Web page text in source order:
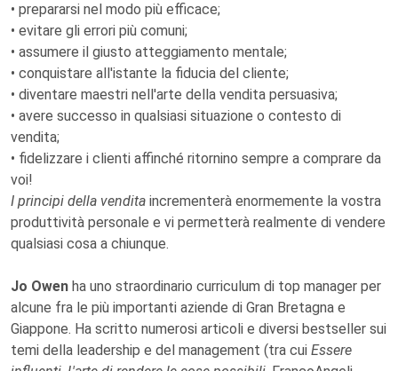
• prepararsi nel modo più efficace;
• evitare gli errori più comuni;
• assumere il giusto atteggiamento mentale;
• conquistare all'istante la fiducia del cliente;
• diventare maestri nell'arte della vendita persuasiva;
• avere successo in qualsiasi situazione o contesto di
vendita;
• fidelizzare i clienti affinché ritornino sempre a comprare da
voi!
I principi della vendita incrementerà enormemente la vostra
produttività personale e vi permetterà realmente di vendere
qualsiasi cosa a chiunque.
Jo Owen ha uno straordinario curriculum di top manager per
alcune fra le più importanti aziende di Gran Bretagna e
Giappone. Ha scritto numerosi articoli e diversi bestseller sui
temi della leadership e del management (tra cui Essere